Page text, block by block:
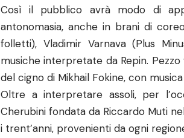
Così il pubblico avrà modo di
antonomasia, anche in brani di
folletti), Vladimir Varnava (Plus
musiche interpretate da Repin.
del cigno di Mikhail Fokine, con
Oltre a interpretare assoli, per
Cherubini fondata da Riccardo Muti
i trent’anni, provenienti da ogni